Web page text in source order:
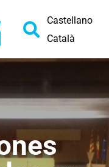
Castellano
Català